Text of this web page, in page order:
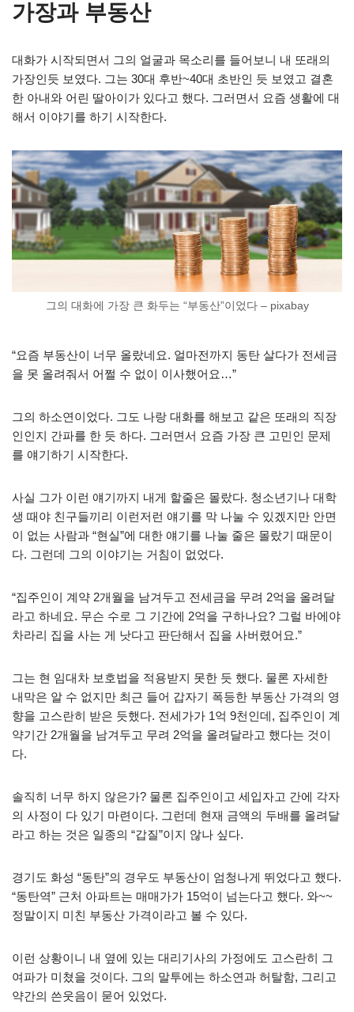
가장과 부동산
대화가 시작되면서 그의 얼굴과 목소리를 들어보니 내 또래의
가장인듯 보였다. 그는 30대 후반~40대 초반인 듯 보였고 결혼
한 아내와 어린 딸아이가 있다고 했다. 그러면서 요즘 생활에 대
해서 이야기를 하기 시작한다.
그의 대화에 가장 큰 화두는 “부동산”이었다 – pixabay
“요즘 부동산이 너무 올랐네요. 얼마전까지 동탄 살다가 전세금
을 못 올려줘서 어쩔 수 없이 이사했어요…”
그의 하소연이었다. 그도 나랑 대화를 해보고 같은 또래의 직장
인인지 간파를 한 듯 하다. 그러면서 요즘 가장 큰 고민인 문제
를 얘기하기 시작한다.
사실 그가 이런 얘기까지 내게 할줄은 몰랐다. 청소년기나 대학
생 때야 친구들끼리 이런저런 얘기를 막 나눌 수 있겠지만 안면
이 없는 사람과 “현실”에 대한 얘기를 나눌 줄은 몰랐기 때문이
다. 그런데 그의 이야기는 거침이 없었다.
“집주인이 계약 2개월을 남겨두고 전세금을 무려 2억을 올려달
라고 하네요. 무슨 수로 그 기간에 2억을 구하나요? 그럴 바에야
차라리 집을 사는 게 낫다고 판단해서 집을 사버렸어요.”
그는 현 임대차 보호법을 적용받지 못한 듯 했다. 물론 자세한
내막은 알 수 없지만 최근 들어 갑자기 폭등한 부동산 가격의 영
향을 고스란히 받은 듯했다. 전세가가 1억 9천인데, 집주인이 계
약기간 2개월을 남겨두고 무려 2억을 올려달라고 했다는 것이
다.
솔직히 너무 하지 않은가? 물론 집주인이고 세입자고 간에 각자
의 사정이 다 있기 마련이다. 그런데 현재 금액의 두배를 올려달
라고 하는 것은 일종의 “갑질”이지 않나 싶다.
경기도 화성 “동탄”의 경우도 부동산이 엄청나게 뛰었다고 했다.
“동탄역” 근처 아파트는 매매가가 15억이 넘는다고 했다. 와~~
정말이지 미친 부동산 가격이라고 볼 수 있다.
이런 상황이니 내 옆에 있는 대리기사의 가정에도 고스란히 그
여파가 미쳤을 것이다. 그의 말투에는 하소연과 허탈함, 그리고
약간의 쓴웃음이 묻어 있었다.